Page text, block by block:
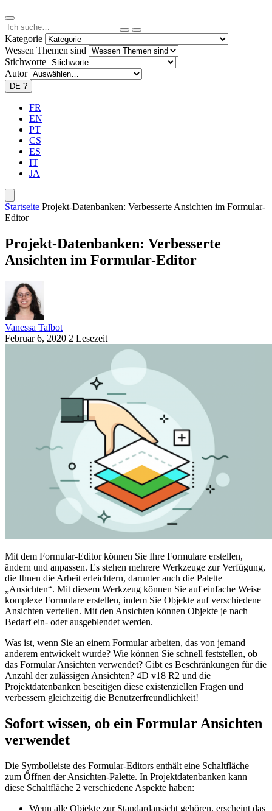
Kategorie
Wessen Themen sind
Stichworte
Autor
DE ?
FR
EN
PT
CS
ES
IT
JA
Startseite Projekt-Datenbanken: Verbesserte Ansichten im Formular-
Editor
Projekt-Datenbanken: Verbesserte
Ansichten im Formular-Editor
Vanessa Talbot
Februar 6, 2020 2 Lesezeit
Mit dem Formular-Editor können Sie Ihre Formulare erstellen,
ändern und anpassen. Es stehen mehrere Werkzeuge zur Verfügung,
die Ihnen die Arbeit erleichtern, darunter auch die Palette
„Ansichten“. Mit diesem Werkzeug können Sie auf einfache Weise
komplexe Formulare erstellen, indem Sie Objekte auf verschiedene
Ansichten verteilen. Mit den Ansichten können Objekte je nach
Bedarf ein- oder ausgeblendet werden.
Was ist, wenn Sie an einem Formular arbeiten, das von jemand
anderem entwickelt wurde? Wie können Sie schnell feststellen, ob
das Formular Ansichten verwendet? Gibt es Beschränkungen für die
Anzahl der zulässigen Ansichten? 4D v18 R2 und die
Projektdatenbanken beseitigen diese existenziellen Fragen und
verbessern gleichzeitig die Benutzerfreundlichkeit!
Sofort wissen, ob ein Formular Ansichten
verwendet
Die Symbolleiste des Formular-Editors enthält eine Schaltfläche
zum Öffnen der Ansichten-Palette. In Projektdatenbanken kann
diese Schaltfläche 2 verschiedene Aspekte haben:
Wenn alle Objekte zur Standardansicht gehören, erscheint das